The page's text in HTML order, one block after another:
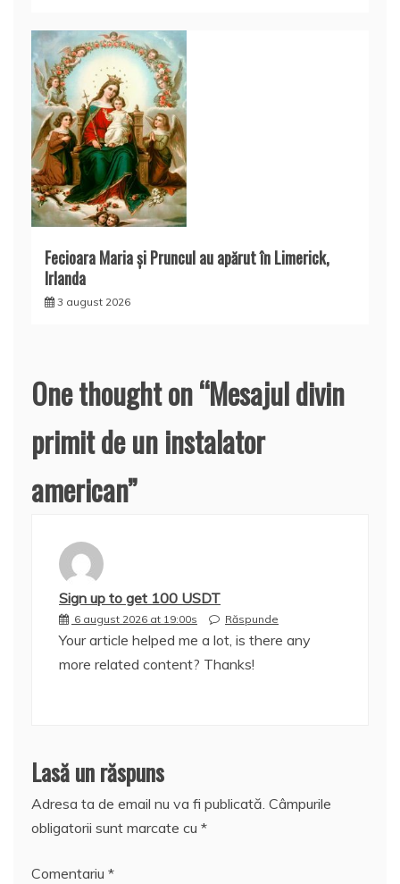
Fecioara Maria şi Pruncul au apărut în Limerick,
Irlanda
3 august 2026
One thought on “Mesajul divin
primit de un instalator
american”
Sign up to get 100 USDT
6 august 2026 at 19:00s Răspunde
Your article helped me a lot, is there any
more related content? Thanks!
Lasă un răspuns
Adresa ta de email nu va fi publicată. Câmpurile
obligatorii sunt marcate cu *
Comentariu *